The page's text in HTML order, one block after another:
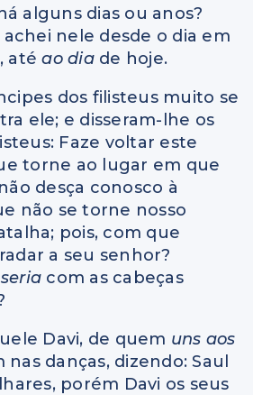
alguns dias ou anos?
nele desde o dia em
atéao dia de hoje.
dos filisteus muito se
ele; e disseram-lhe os
Faze voltar este
torne ao lugar em que
desça conosco à
não se torne nosso
pois, com que
a seu senhor?
seria com as cabeças
Davi, de quem uns aos
nas danças, dizendo: Saul
porém Davi os seus